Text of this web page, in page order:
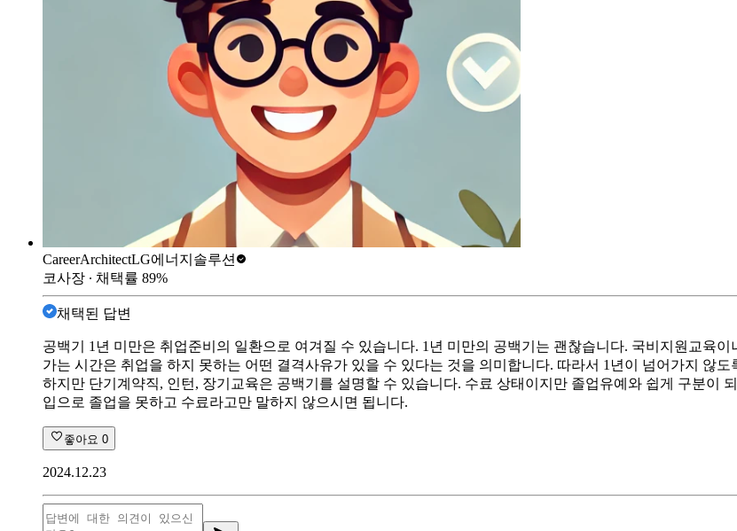
CareerArchitectLG에너지솔루션
코사장 ∙ 채택률 89%
채택된 답변
공백기 1년 미만은 취업준비의 일환으로 여겨질 수 있습니다. 1년 미만의 공백기는 괜찮습니다. 국비지원교육
가는 시간은 취업을 하지 못하는 어떤 결격사유가 있을 수 있다는 것을 의미합니다. 따라서 1년이 넘어가지 않
하지만 단기계약직, 인턴, 장기교육은 공백기를 설명할 수 있습니다. 수료 상태이지만 졸업유예와 쉽게 구분이
입으로 졸업을 못하고 수료라고만 말하지 않으시면 됩니다.
좋아요 0
2024.12.23